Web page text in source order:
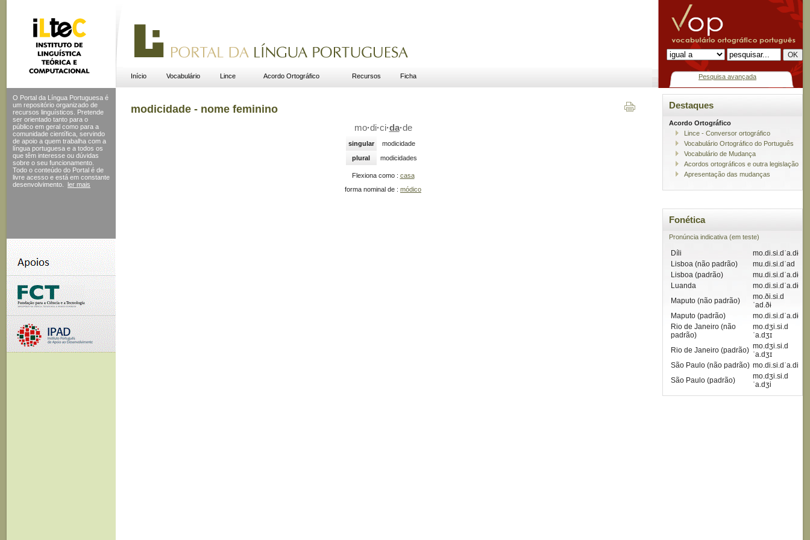
Início Vocabulário Lince Acordo Ortográfico Recursos Ficha Pesquisa avançada
O Portal da Língua Portuguesa é
um repositório organizado de
recursos linguísticos. Pretende
ser orientado tanto para o
público em geral como para a
comunidade científica, servindo
de apoio a quem trabalha com a
língua portuguesa e a todos os
que têm interesse ou dúvidas
sobre o seu funcionamento.
Todo o conteúdo do Portal é de
livre acesso e está em constante
desenvolvimento.
ler mais
modicidade - nome feminino
mo·di·ci·da·de
singular
modicidade
plural
modicidades
Flexiona como : casa
forma nominal de : módico
Destaques
Acordo Ortográfico
Lince - Conversor ortográfico
Vocabulário Ortográfico do Português
Vocabulário de Mudança
Acordos ortográficos e outra legislação
Apresentação das mudanças
Fonética
Pronúncia indicativa (em teste)
Díli
mo.di.si.dˈa.dɨ
Lisboa (não padrão)
mu.di.si.dˈad
Lisboa (padrão)
mu.di.si.dˈa.dɨ
Luanda
mo.di.si.dˈa.dɨ
Maputo (não padrão)
mo.ði.si.d
ˈad.ðɨ
Maputo (padrão)
mo.di.si.dˈa.dɨ
Rio de Janeiro (não
padrão)
mo.dʒi.si.d
ˈa.dʒɪ
Rio de Janeiro (padrão) mo.dʒi.si.d
ˈa.dʒɪ
São Paulo (não padrão) mo.di.si.dˈa.di
São Paulo (padrão)
mo.dʒi.si.d
ˈa.dʒi